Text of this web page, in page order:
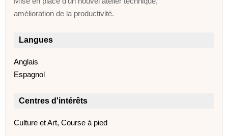
amélioration de la productivité.
Langues
Anglais
Espagnol
Centres d'intérêts
Culture et Art, Course à pied